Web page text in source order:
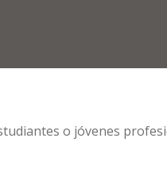
o jóvenes